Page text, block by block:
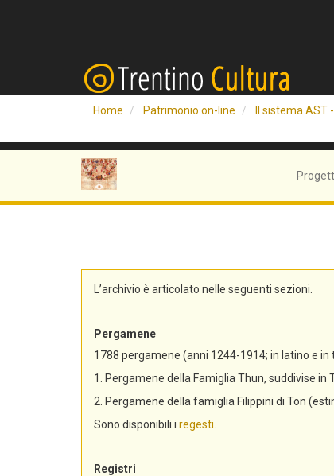
Home Patrimonio on-line Il sistema
L’archivio è articolato nelle seguenti sezioni.
Pergamene
1788 pergamene (anni 1244-1914; in latino e
1. Pergamene della Famiglia Thun, suddivise
2. Pergamene della famiglia Filippini di Ton
Sono disponibili i regesti
Registri